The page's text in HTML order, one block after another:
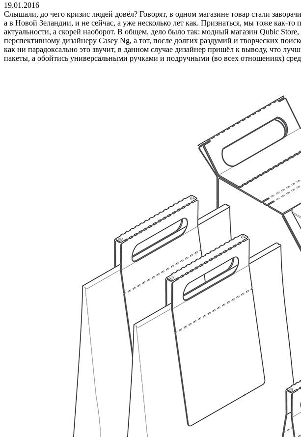
19.01.2016
Слышали, до чего кризис людей довёл? Говорят, в одном магазине товар стали
а в Новой Зеландии, и не сейчас, а уже несколько лет как. Признаться, мы тоже как-то
актуальности, а скорей наоборот. В общем, дело было так: модный магазин Qubic
перспективному дизайнеру Casey Ng, а тот, после долгих раздумий и творческих
как ни парадоксально это звучит, в данном случае дизайнер пришёл к выводу, что
пакеты, а обойтись универсальными ручками и подручными (во всех отношениях)